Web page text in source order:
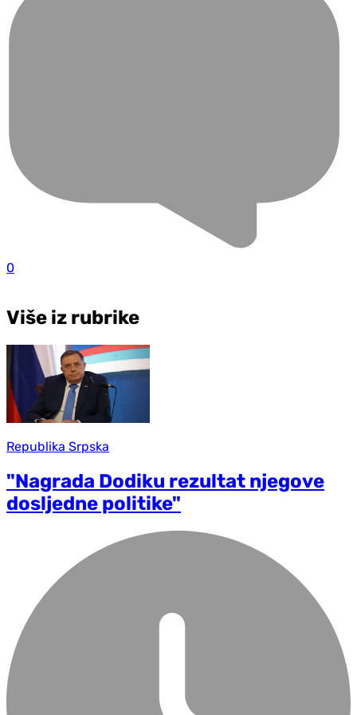
0
Više iz rubrike
Republika Srpska
"Nagrada Dodiku rezultat njegove
dosljedne politike"